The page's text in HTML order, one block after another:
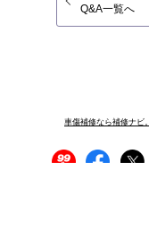
Q&A一覧へ
車傷補修なら補修ナビ。